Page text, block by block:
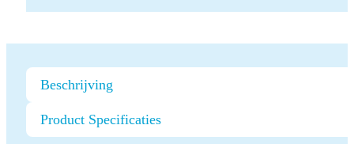
Beschrijving
Product Specificaties